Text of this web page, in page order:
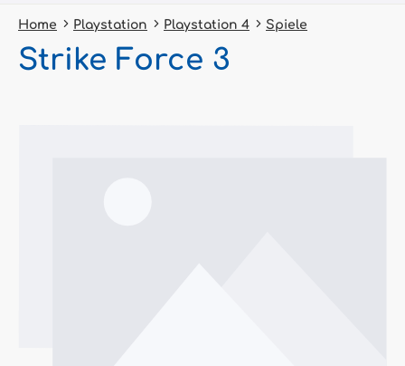
Home Playstation Playstation 4 Spiele
Strike Force 3